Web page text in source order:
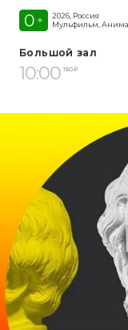
0 +
2026, Россия
Мульфильм,
Большой зал
10:00 150 ₽